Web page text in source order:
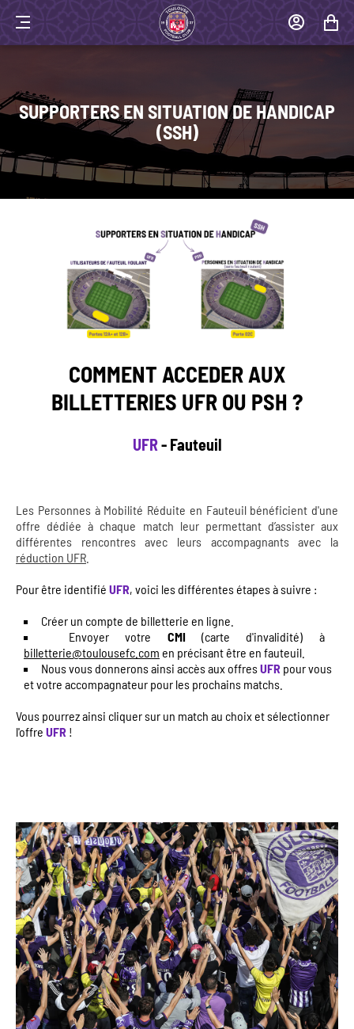
MENU
MON
COMPTE
MON
PANIER
SUPPORTERS EN SITUATION DE HANDICAP
(SSH)
COMMENT ACCEDER AUX
BILLETTERIES UFR OU PSH ?
UFR- Fauteuil
Les Personnes à Mobilité Réduite en Fauteuil bénéficient d'une
offre dédiée à chaque match leur permettant d’assister aux
différentes rencontres avec leurs accompagnants avec la
réduction UFR
Pour être identifié UFR, voici les différentes étapes à suivre :
Créer un compte de billetterie en ligne.
Envoyer votre CMI(carte d'invalidité) à
billetterie@toulousefc.com en précisant être en fauteuil.
Nous vous donnerons ainsi accès aux offresUFR pour vous
et votre accompagnateur pour les prochains matchs.
Vous pourrez ainsi cliquer sur un match au choix et sélectionner
l'offre UFR !